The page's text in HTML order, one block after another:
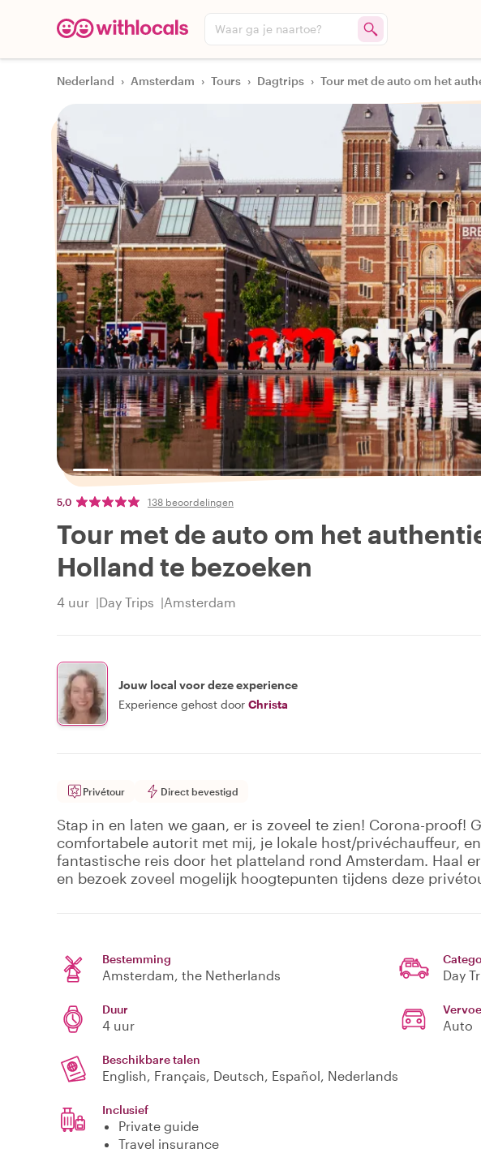
Waar ga je naartoe?
Nederland › Amsterdam › Tours › Dagtrips ›
5,0 138 beoordelingen
Tour met de auto om het
Holland te bezoeken
4 uur Day Trips Amsterdam
Jouw local voor deze experience
Experience gehost door Christa
Privétour Direct bevestigd
Stap in en laten we gaan, er is zoveel te zien! Corona-proof!
comfortabele autorit met mij, je lokale host/privéchauffeur,
fantastische reis door het platteland rond Amsterdam. Haal
en bezoek zoveel mogelijk hoogtepunten tijdens deze
Bestemming
Amsterdam, the Netherlands Day
Duur
4 uur Auto
Beschikbare talen
English, Français, Deutsch, Español, Nederlands
Inclusief
Private guide
Travel insurance